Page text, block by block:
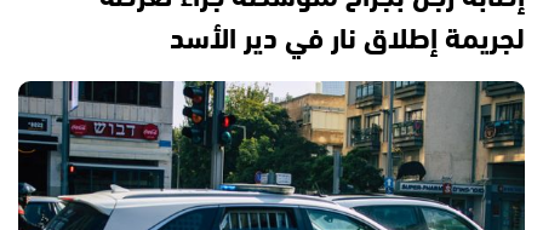
لجريمة إطلاق نار في دير الأسد